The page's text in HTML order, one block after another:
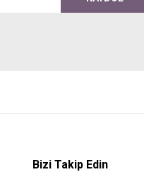
Bizi Takip Edin